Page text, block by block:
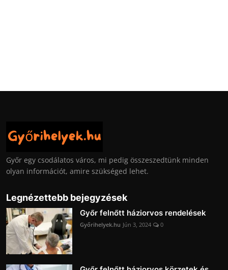
Győr egy csodálatos város, mi pedig összeszedtünk minden
olyan információt, amire szükséged lehet.
Legnézettebb bejegyzések
Győr felnőtt háziorvos rendelések
Győrihelyek.hu Jún 3, 2024 0